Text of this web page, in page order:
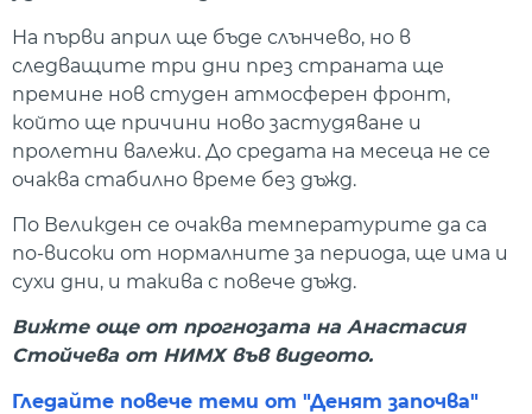
На първи април ще бъде слънчево, но в
следващите три дни през страната ще
премине нов студен атмосферен фронт,
който ще причини ново застудяване и
пролетни валежи. До средата на месеца не се
очаква стабилно време без дъжд.
По Великден се очаква температурите да са
по-високи от нормалните за периода, ще има и
сухи дни, и такива с повече дъжд.
Вижте още от прогнозата на Анастасия
Стойчева от НИМХ във видеото.
Гледайте повече теми от "Денят започва"